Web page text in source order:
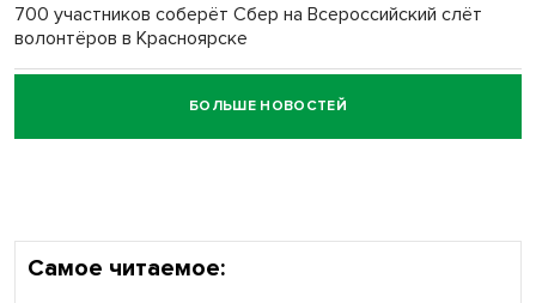
700 участников соберёт Сбер на Всероссийский слёт
волонтёров в Красноярске
Честный выбор: видеонаблюдение обеспечит
объективность результатов ЕДГ в Новосибирской
БОЛЬШЕ НОВОСТЕЙ
Самое читаемое: